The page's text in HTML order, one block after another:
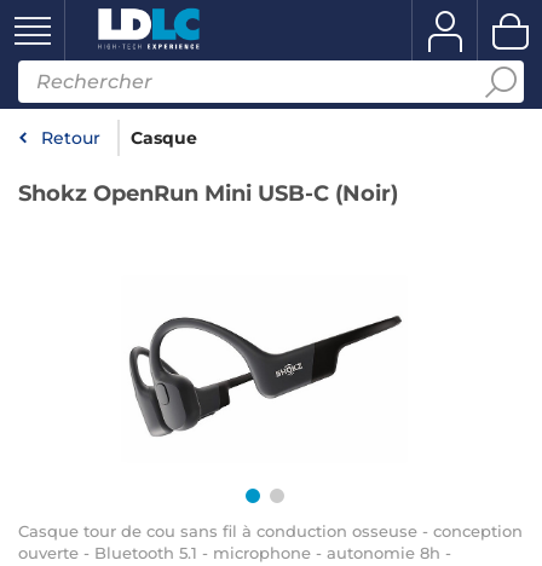
Retour Casque
Shokz OpenRun Mini USB-C (Noir)
Casque tour de cou sans fil à conduction osseuse - conception
ouverte - Bluetooth 5.1 - microphone - autonomie 8h -